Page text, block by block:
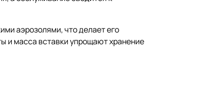
аэрозолями, что делает его
и масса вставки упрощают хранение